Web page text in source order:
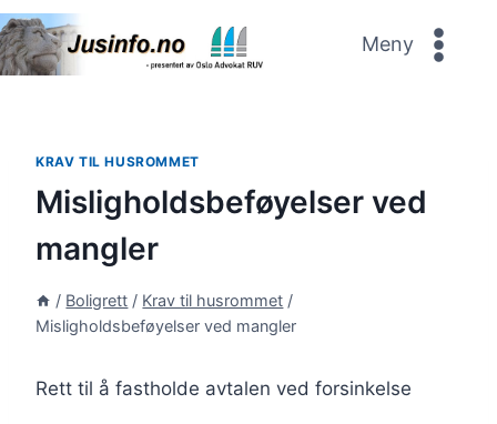
Skip
to
content
Meny
KRAV TIL HUSROMMET
Misligholdsbeføyelser ved
mangler
/ Boligrett / Krav til husrommet /
Misligholdsbeføyelser ved mangler
Rett til å fastholde avtalen ved forsinkelse